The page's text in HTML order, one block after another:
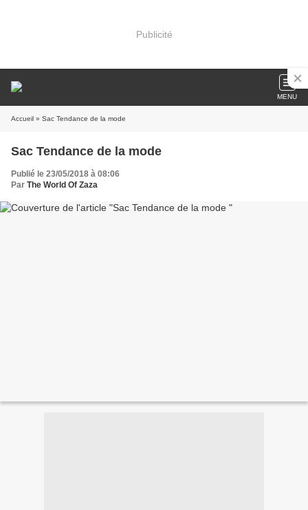
Publicité
MENU
Accueil » Sac Tendance de la mode
Sac Tendance de la mode
Publié le 23/05/2018 à 08:06
Par The World Of Zaza